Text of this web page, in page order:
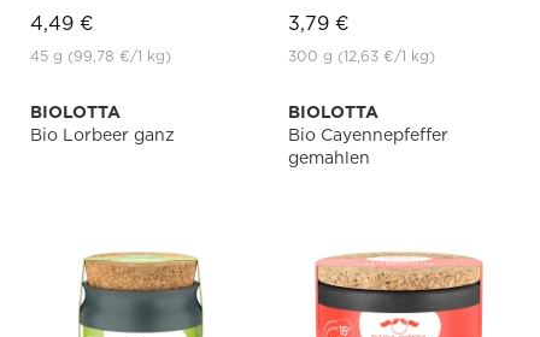
4,49 €
45 g (99,78 €/1 kg)
3,79 €
300 g (12,63 €/1 kg)
BIOLOTTA
Bio Lorbeer ganz
BIOLOTTA
Bio Cayennepfeffer
gemahlen